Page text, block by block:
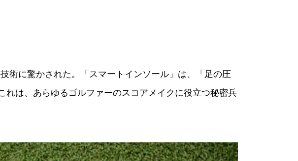
術に驚かされた。「スマートインソール」は、「足の圧
は、あらゆるゴルファーのスコアメイクに役立つ秘密兵